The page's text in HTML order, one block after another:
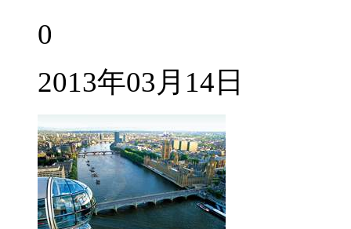
0
2013年03月14日